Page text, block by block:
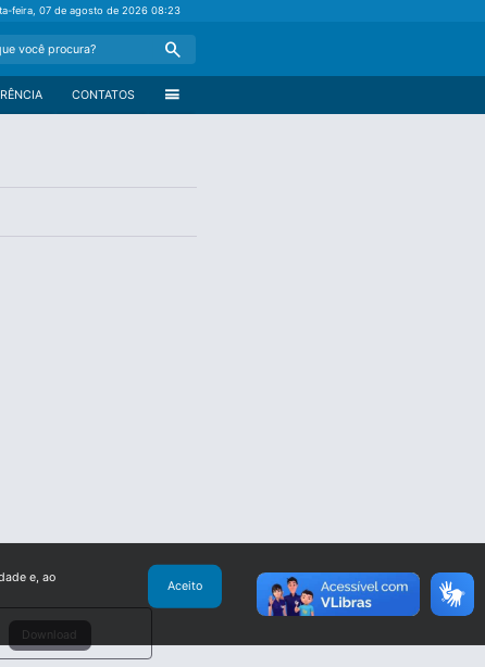
feira, 07 de agosto de 202608:23
Search
menu
CONTATOS
Download
e, ao
Aceito